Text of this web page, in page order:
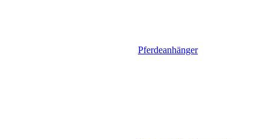
Pferdeanhänger